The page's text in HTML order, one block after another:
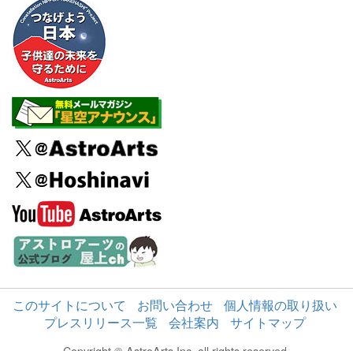
このサイトについて お問い合わせ
個人情報の取り扱い
プレスリリース一覧
会社案内 サイトマップ